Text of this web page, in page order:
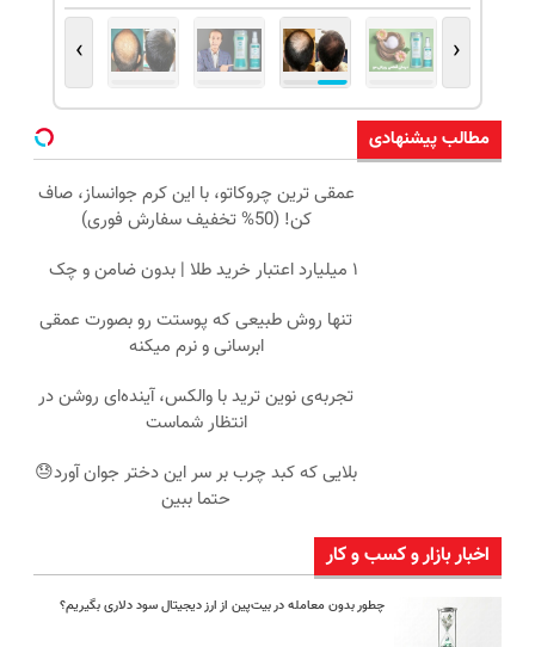
‹
›
مطالب پیشنهادی
عمقی ترین چروکاتو، با این کرم جوانساز، صاف
کن! (50% تخفیف سفارش فوری)
۱ میلیارد اعتبار خرید طلا | بدون ضامن و چک
تنها روش طبیعی که پوستت رو بصورت عمقی
ابرسانی و نرم میکنه
تجربه‌ی نوین ترید با والکس، آینده‌ای روشن در
انتظار شماست
بلایی که کبد چرب بر سر این دختر جوان آورد😓
حتما ببین
اخبار بازار و کسب و کار
چطور بدون معامله در بیت‌پین از ارز دیجیتال سود دلاری بگیریم؟